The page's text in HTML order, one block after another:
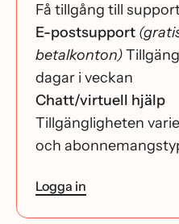
Få tillgång till
E-postsupport
betalkonton)
dagar i veckan
Chatt/virtuell hjälp
Tillgängligheten
och
Logga in